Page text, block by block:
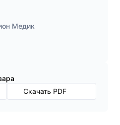
Медик
Скачать PDF